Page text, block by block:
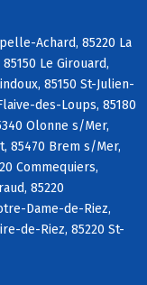
Achard, 85220 La
Le Girouard,
85150 St-Julien-
des-Loups, 85180
Olonne s/Mer,
85470 Brem s/Mer,
Commequiers,
85220
Dame-de-Riez,
de-Riez, 85220 St-